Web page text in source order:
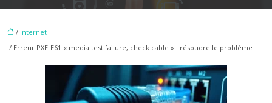
/ Internet
/ Erreur PXE‑E61 « media test failure, check cable » : résoudre le problème